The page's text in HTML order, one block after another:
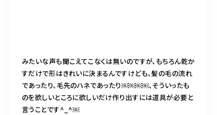
みたいな声も聞こえてこなくは無いのですが、もちろん乾か
すだけで形はきれいに決まるんですけども、髪の毛の流れ
であったり、毛先のハネであったり￼￼￼￼、そういったも
のを欲しいところに欲しいだけ作り出すには道具が必要と
言うことです^_^￼